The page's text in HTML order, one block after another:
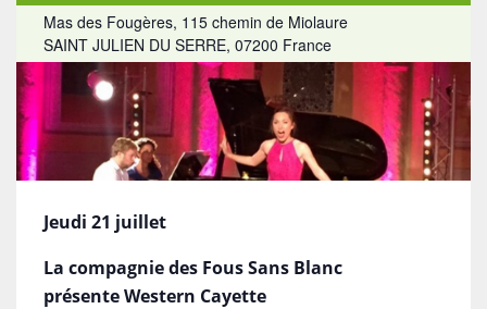
Mas des Fougères, 115 chemin de Miolaure
SAINT JULIEN DU SERRE, 07200 France
Jeudi 21 juillet
La compagnie des Fous Sans Blanc
présente Western Cayette